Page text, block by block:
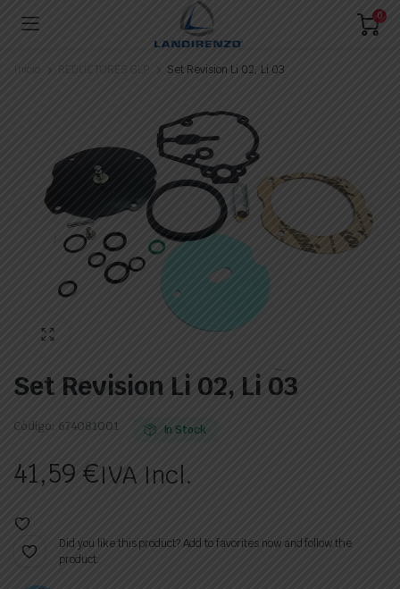
0
Inicio REDUCTORES GLP Set Revision Li 02, Li 03
Set Revision Li 02, Li 03
Código: 674081001 In Stock
41,59€IVA Incl.
Did you like this product? Add to favorites now and follow the
product.